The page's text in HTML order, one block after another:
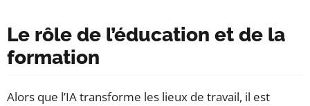
Le rôle de l’éducation et de la
formation
Alors que l’IA transforme les lieux de travail, il est